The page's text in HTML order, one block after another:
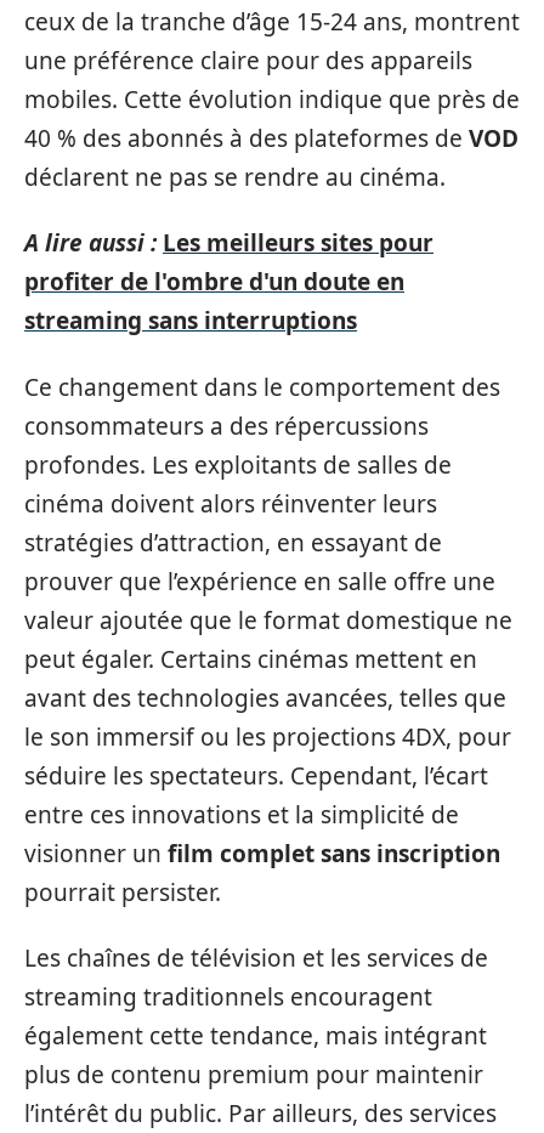
ceux de la tranche d’âge 15-24 ans, montrent
une préférence claire pour des appareils
mobiles. Cette évolution indique que près de
40 % des abonnés à des plateformes de VOD
déclarent ne pas se rendre au cinéma.
A lire aussi : Les meilleurs sites pour
profiter de l'ombre d'un doute en
streaming sans interruptions
Ce changement dans le comportement des
consommateurs a des répercussions
profondes. Les exploitants de salles de
cinéma doivent alors réinventer leurs
stratégies d’attraction, en essayant de
prouver que l’expérience en salle offre une
valeur ajoutée que le format domestique ne
peut égaler. Certains cinémas mettent en
avant des technologies avancées, telles que
le son immersif ou les projections 4DX, pour
séduire les spectateurs. Cependant, l’écart
entre ces innovations et la simplicité de
visionner un film complet sans inscription
pourrait persister.
Les chaînes de télévision et les services de
streaming traditionnels encouragent
également cette tendance, mais intégrant
plus de contenu premium pour maintenir
l’intérêt du public. Par ailleurs, des services